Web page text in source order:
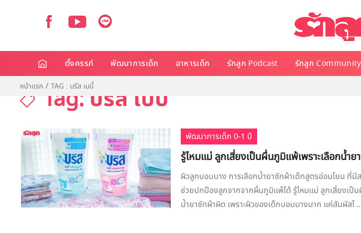
ตั้งครรภ์ พัฒนาการเด็ก อาหารเด็ก รักลูก Podcast รักลูก
หน้าแรก TAG : บรีส เบบี้
Tag: บรีส เบบี้
พัฒนาการเด็ก 0-1 ปี
รู้ไหมแม่ ลูกเสี่ยงเป็นผื่นภูมิแพ้เพราะเลือกน้ำ
ผิวลูกบอบบาง การเลือกน้ำยาซักผ้าเด็กสูตรอ่อนโยน ที่มี
ช่วยปกป้องลูกจากจากผื่นภูมิแพ้ได้ รู้ไหมแม่ ลูกเสี่ยงเป็น
น้ำยาซักผ้าผิด เพราะผิวของเด็กบอบบางมาก แค่สัมผัสโ